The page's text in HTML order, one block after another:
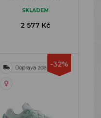
SKLADEM
2 577 Kč
-32%
Doprava zdarma